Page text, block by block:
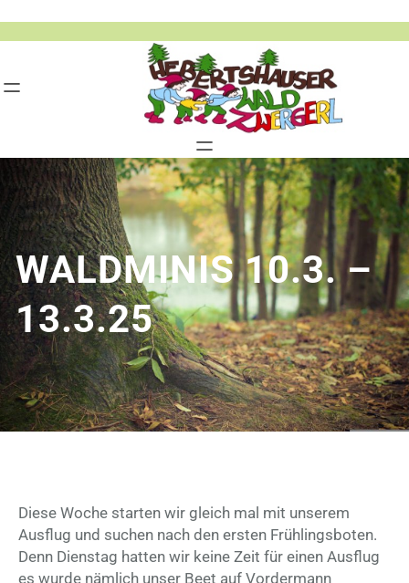
WALDMINIS 10.3. –
13.3.25
Diese Woche starten wir gleich mal mit unserem
Ausflug und suchen nach den ersten Frühlingsboten.
Denn Dienstag hatten wir keine Zeit für einen Ausflug
es wurde nämlich unser Beet auf Vordermann